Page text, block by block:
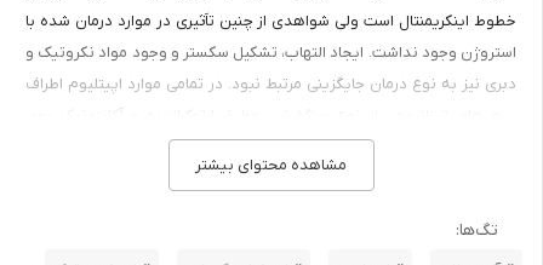
خطوط اینکریمنتال است ولی شواهدی از چنین تاَثیری در موارد درمان شده با
استروژن وجود نداشت. ایجاد التهاب، تشکیل سکستر و وجود مواد نکروتیک و
دبری نیز به نوع درمان جایگزینی مرتبط نبود. در تمامی موارد اپیتلیوم اطراف
التهاب اطراف ایمپلنت نیز التهاب patch مانند مزمن با سلولهای التهابی
فصل اول مقدمه
مشاهده محتوای بیشتر
تگ‌ها: